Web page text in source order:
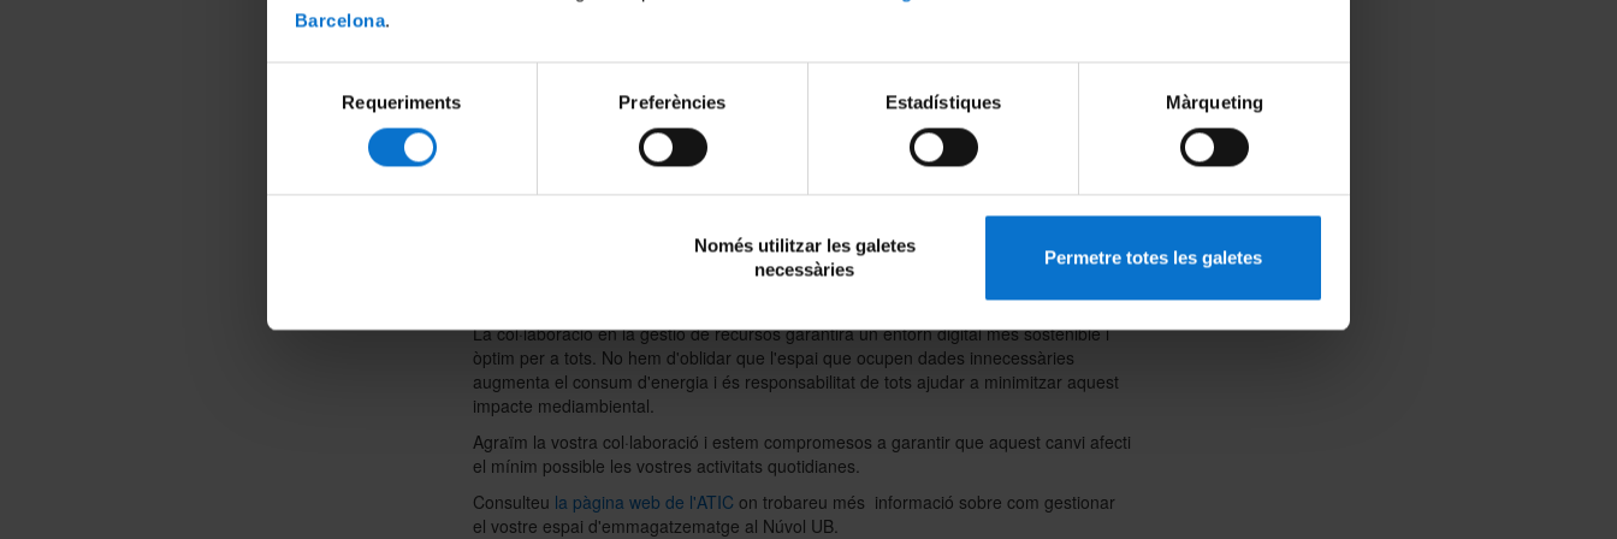
Barcelona.
consentiment
Requeriments Preferències Estadístiques Màrqueting
Només utilitzar les galetes
necessàries
Permetre totes les galetes
Amb llicència A3 – Per a Estudiantat (A3 Estudiant): màxim de 500GB per OneDrive i
Amb llicència A1: màxim de 80GB per OneDrive i 30GB per correu.
- Postdoc amb dedicació <35 h. setmanals
- PDI Associats, PDI Visitant <35 h. setmanals
- PTGAS i PDI jubilat sempre que es compleixi algun dels següents criteris:
professorat jubilat honorari o ex-càrrecs des de desembre del 2022 (rectors,
- Col·laboradors i membres grup UB (en cas de perfils equiparables a PAS o
investigadors contractats per FBG o tercers assimilats a PDI amb dedicació <35
La col·laboració en la gestió de recursos garantirà un entorn digital més sostenible i
òptim per a tots. No hem d'oblidar que l'espai que ocupen dades innecessàries
augmenta el consum d'energia i és responsabilitat de tots ajudar a minimitzar aquest
impacte mediambiental.
Agraïm la vostra col·laboració i estem compromesos a garantir que aquest canvi afecti
el mínim possible les vostres activitats quotidianes.
Consulteu la pàgina web de l'ATIC on trobareu més informació sobre com gestionar
el vostre espai d'emmagatzematge al Núvol UB.